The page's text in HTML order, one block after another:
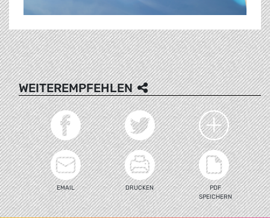
WEITEREMPFEHLEN
EMAIL DRUCKEN
PDF
SPEICHERN